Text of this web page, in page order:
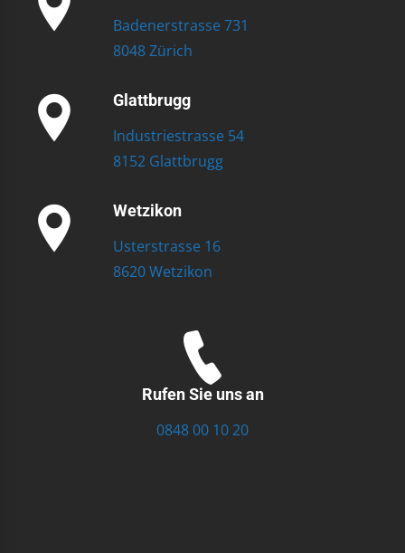
Badenerstrasse 731
8048 Zürich
Glattbrugg
Industriestrasse 54
8152 Glattbrugg
Wetzikon
Usterstrasse 16
8620 Wetzikon
Rufen Sie uns an
0848 00 10 20